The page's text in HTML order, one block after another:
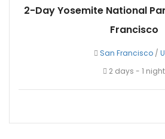
2-Day Yosemite National
Francisco
San Francisco/
2 days - 1 night